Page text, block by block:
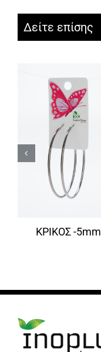
Δείτε επίσης
ΚΡΙΚΟΣ -5mm